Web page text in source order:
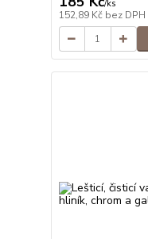
/ks
152,89 Kč bez DPH